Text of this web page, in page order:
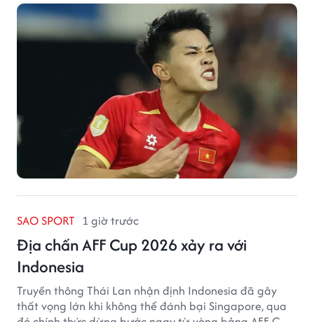
SAO SPORT 1 giờ trước
Địa chấn AFF Cup 2026 xảy ra với
Indonesia
Truyền thông Thái Lan nhận định Indonesia đã gây
thất vọng lớn khi không thể đánh bại Singapore, qua